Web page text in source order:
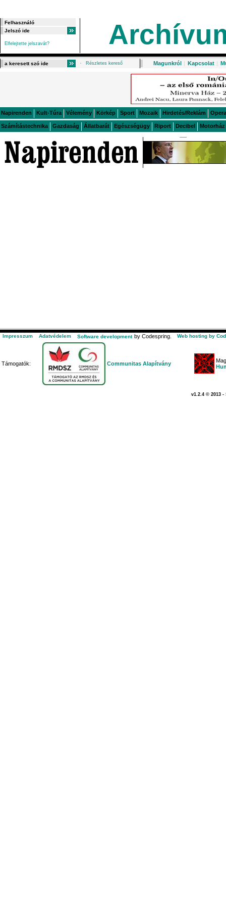
Elfelejtette jelszavát?
Részletes kereső Magunkról | Kapcsolat |
Napirenden Kult-Túra Vélemény Körkép Sport Mozaik Hirdetés/Reklám Opera
Számítástechnika Gazdaság Állatbarát Egészségügy Riport Decibel Motorház
Impresszum Adatvédelem Software development by Codespring. Web hosting by
Támogatók: Communitas Alapítvány
v1.2.4 © 2013